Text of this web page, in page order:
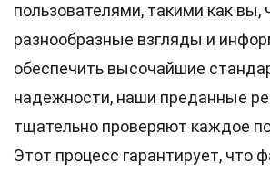
пользователями, такими как вы,
разнообразные взгляды и
обеспечить высочайшие
надежности, наши преданные
тщательно проверяют каждое
Этот процесс гарантирует, что